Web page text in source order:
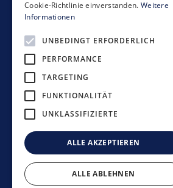
info@mobimo.ch
Subscribe to our newsletter
Data protection policy
Disclaimer
Imprint
Cookie-Richtlinie einverstanden. Weitere
Informationen
UNBEDINGT ERFORDERLICH
PERFORMANCE
TARGETING
FUNKTIONALITÄT
UNKLASSIFIZIERTE
ALLE AKZEPTIEREN
ALLE ABLEHNEN